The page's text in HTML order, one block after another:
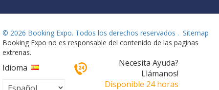
© 2026 Booking Expo. Todos los derechos reservados . Sitemap
Booking Expo no es responsable del contenido de las paginas
extrenas.
Idioma
Necesita Ayuda?
Llámanos!
Disponible 24 horas